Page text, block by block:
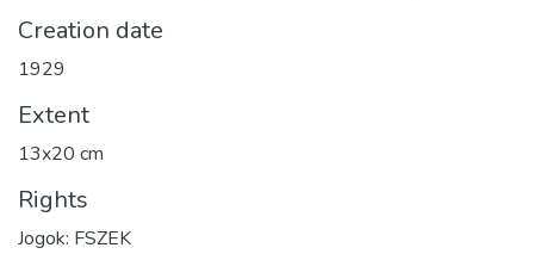
Creation date
1929
Extent
13x20 cm
Rights
Jogok: FSZEK